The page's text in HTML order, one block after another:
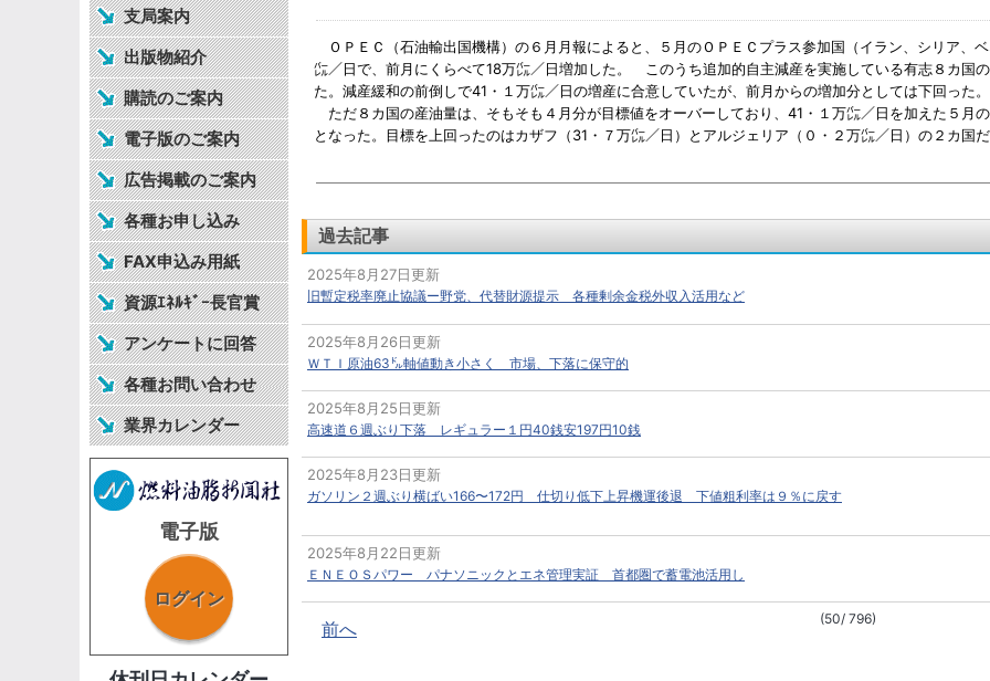
支局案内
出版物紹介
購読のご案内
電子版のご案内
広告掲載のご案内
各種お申し込み
FAX申込み用紙
資源ｴﾈﾙｷﾞｰ長官賞
アンケートに回答
各種お問い合わせ
業界カレンダー
電子版
ログイン
ＯＰＥＣ（石油輸出国機構）の６月月報によると、５月のＯＰＥＣプラス参加国（イラン、シリア、
㌭／日で、前月にくらべて18万㌭／日増加した。 このうち追加的自主減産を実施している有志８カ国
た。減産緩和の前倒しで41・１万㌭／日の増産に合意していたが、前月からの増加分としては下回った。
ただ８カ国の産油量は、そもそも４月分が目標値をオーバーしており、41・１万㌭／日を加えた５月
となった。目標を上回ったのはカザフ（31・７万㌭／日）とアルジェリア（０・２万㌭／日）の２カ国
過去記事
2025年8月27日更新
旧暫定税率廃止協議ー野党、代替財源提示 各種剰余金税外収入活用など
2025年8月26日更新
ＷＴＩ原油63㌦軸値動き小さく 市場、下落に保守的
2025年8月25日更新
高速道６週ぶり下落 レギュラー１円40銭安197円10銭
2025年8月23日更新
ガソリン２週ぶり横ばい166〜172円 仕切り低下上昇機運後退 下値粗利率は９％に戻す
2025年8月22日更新
ＥＮＥＯＳパワー パナソニックとエネ管理実証 首都圏で蓄電池活用し
前へ (50/ 796)